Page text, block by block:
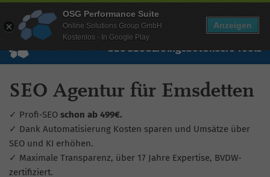
Wissen Free Checks Über uns Free Account
SEOGEOSEAAngebotUnsere Tools
SEO Agentur für Emsdetten
✓ Profi-SEO schon ab 499€.
✓ Dank Automatisierung Kosten sparen und Umsätze über
SEO und KI erhöhen.
✓ Maximale Transparenz, über 17 Jahre Expertise, BVDW-
zertifiziert.
OSG Performance Suite
Online Solutions Group GmbH
Kostenlos - In Google Play
Anzeigen